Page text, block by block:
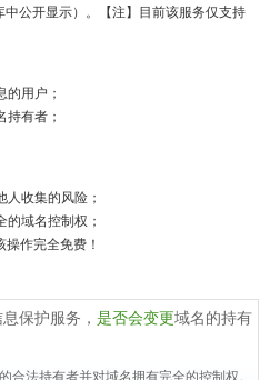
公开显示）。【注】目前该服务仅支持
用户；
有者；
收集的风险；
域名控制权；
作完全免费！
保护服务， 是否会变更域名的持有
合法持有者并对域名拥有完全的控制权。